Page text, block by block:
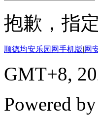
抱歉，指
顺德均安乐园网手机版|网
GMT+8,
Powered by